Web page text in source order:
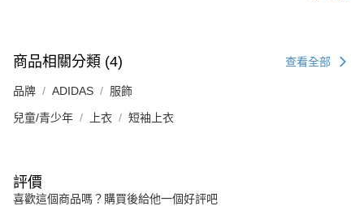
商品相關分類 (4) 查看全部
品牌 ADIDAS 服飾
兒童/青少年 上衣 短袖上衣
評價
喜歡這個商品嗎？購買後給他一個好評吧